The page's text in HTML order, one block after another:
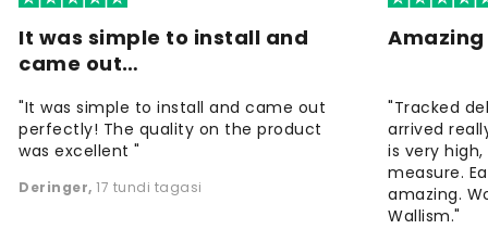
It was simple to install and
came out…
"It was simple to install and came out
perfectly! The quality on the product
was excellent "
Deringer, 17 tundi tagasi
"Tracked
arrived
is very
measure.
amazing.
Wallism."